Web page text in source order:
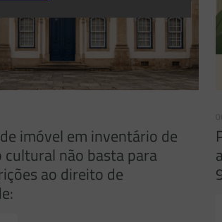
imóvel em inventário de
não basta para
ao direito de